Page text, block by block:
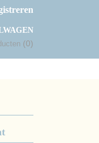
(0)